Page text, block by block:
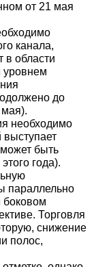
от 21 мая
канала,
в области
уровнем
до
необходимо
выступает
быть
года).
параллельно
боковом
Торговля
снижение
полос,